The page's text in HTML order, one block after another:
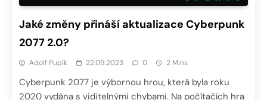
Jaké změny přináší aktualizace Cyberpunk
2077 2.0?
Adolf Pupík 22.09.2023 0 2 Mins
Cyberpunk 2077 je výbornou hrou, která byla roku
2020 vydána s viditelnými chybami. Na počítačích hra